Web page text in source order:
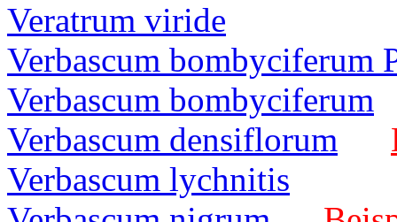
Veratrum viride
Verbascum bombyciferum
Verbascum bombyciferum
Verbascum densiflorum
Verbascum lychnitis